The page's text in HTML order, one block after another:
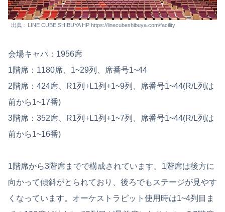
出典：LINE CUBE SHIBUYA HP https://linecubeshibuya.com/facility
会場キャパ：1956席
1階席：1180席、1~29列、席番号1~44
2階席：424席、R1列+L1列+1~9列、席番号1~44(R/L列は
前から1~17番)
3階席：352席、R1列+L1列+1~7列、席番号1~44(R/L列は
前から1~16番)
1階席から3階席までで構成されています。1階席は後方に
向かって傾斜がとられており、後ろでもステージが見やす
くなっています。オーケストラピット使用時は1~4列目ま